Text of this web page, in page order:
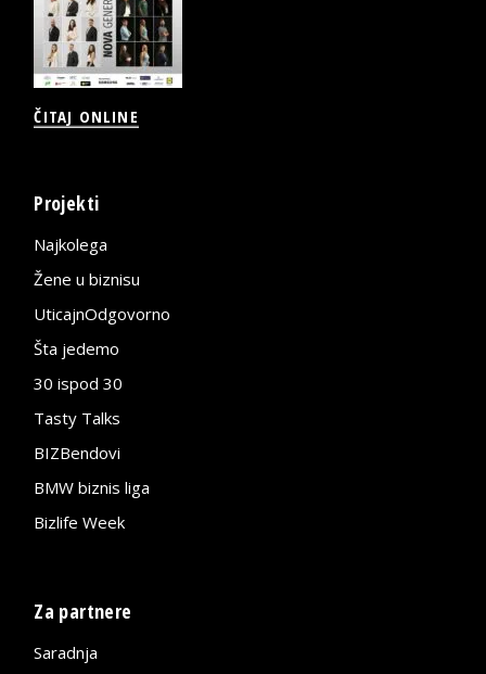
ČITAJ ONLINE
Projekti
Najkolega
Žene u biznisu
UticajnOdgovorno
Šta jedemo
30 ispod 30
Tasty Talks
BIZBendovi
BMW biznis liga
Bizlife Week
Za partnere
Saradnja